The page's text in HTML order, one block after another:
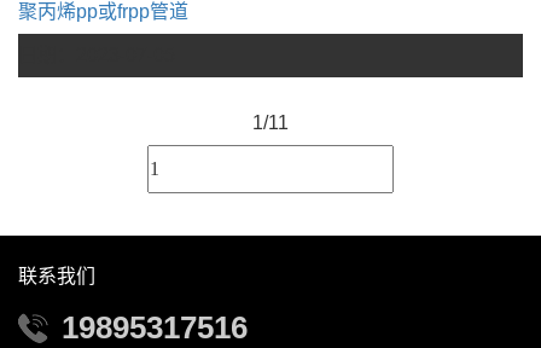
聚丙烯pp或frpp管道
1/11
联系我们
19895317516